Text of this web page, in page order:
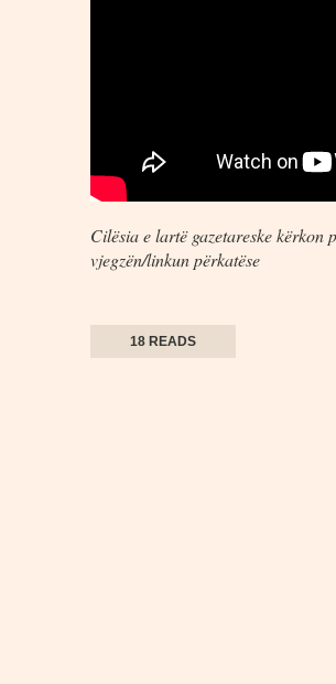
Cilësia e lartë gazetareske
vjegzën/linkun përkatëse
18 READS